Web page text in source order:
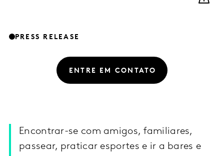
PRESS RELEASE
ENTRE EM CONTATO
Encontrar-se com amigos, familiares,
passear, praticar esportes e ir a bares e